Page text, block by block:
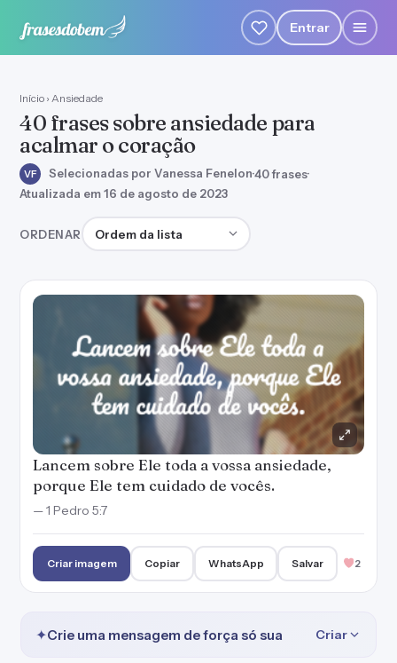
Entrar
Início › Ansiedade
40 frases sobre ansiedade para
acalmar o coração
VF Selecionadas por Vanessa Fenelon·40 frases·
Atualizada em 16 de agosto de 2023
ORDENAR Ordenar frases
Lancem sobre Ele toda a vossa ansiedade,
porque Ele tem cuidado de vocês.
— 1 Pedro 5:7
Criar imagem Copiar WhatsApp Salvar 2
✦Crie uma mensagem de força só sua Criar